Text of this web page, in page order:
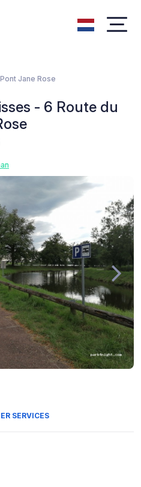
Jane Rose
- 6 Route du
SERVICES